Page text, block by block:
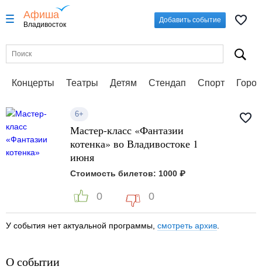
Афиша
Владивосток
Добавить событие
Концерты Театры Детям Стендап Спорт
6+
Мастер-класс «Фантазии
котенка» во Владивостоке 1
июня
Стоимость билетов: 1000 ₽
0 0
У события нет актуальной программы, смотреть архив
О событии